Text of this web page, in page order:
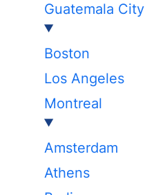
Guatemala City
Boston
Los Angeles
Montreal
Amsterdam
Athens